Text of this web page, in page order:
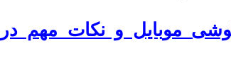
موبایل و نکات مهم در